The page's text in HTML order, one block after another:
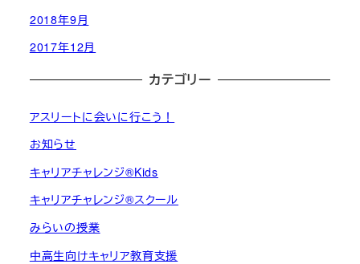
2018年9月
2017年12月
カテゴリー
アスリートに会いに行こう！
お知らせ
キャリアチャレンジ®︎Kids
キャリアチャレンジ®︎スクール
みらいの授業
中高生向けキャリア教育支援